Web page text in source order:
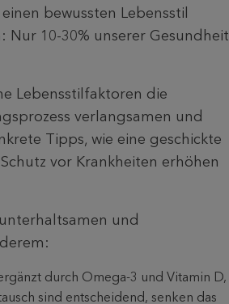
bewussten Lebensstil
Nur 10-30% unserer Gesundheit
Lebensstilfaktoren die
verlangsamen und
Tipps, wie eine geschickte
vor Krankheiten erhöhen
und
durch Omega-3 und Vitamin D,
sind entscheidend, senken das